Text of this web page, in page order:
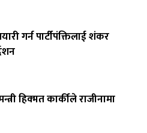
गर्न पार्टीपंक्तिलाई शंकर
हिक्मत कार्कीले राजीनामा